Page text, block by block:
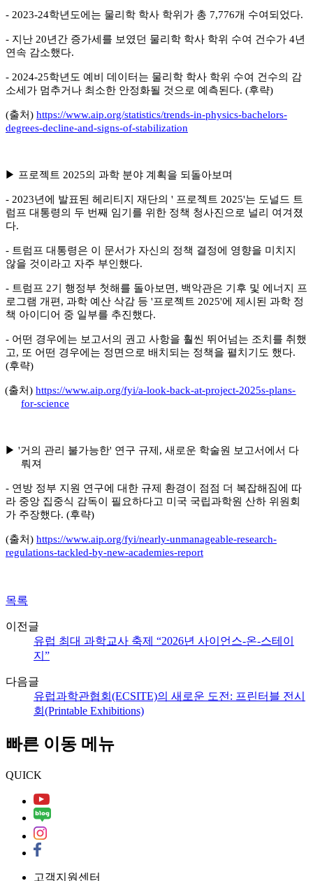
- 2023-24학년도에는 물리학 학사 학위가 총 7,776개 수여되었다.
- 지난 20년간 증가세를 보였던 물리학 학사 학위 수여 건수가 4년
연속 감소했다.
- 2024-25학년도 예비 데이터는 물리학 학사 학위 수여 건수의 감
소세가 멈추거나 최소한 안정화될 것으로 예측된다. (후략)
(출처) https://www.aip.org/statistics/trends-in-physics-bachelors-
degrees-decline-and-signs-of-stabilization
▶ 프로젝트2025의 과학 분야 계획을 되돌아보며
- 2023년에 발표된 헤리티지 재단의 ' 프로젝트 2025'는 도널드 트
럼프 대통령의 두 번째 임기를 위한 정책 청사진으로 널리 여겨졌
다.
- 트럼프 대통령은 이 문서가 자신의 정책 결정에 영향을 미치지
않을 것이라고 자주 부인했다.
- 트럼프 2기 행정부 첫해를 돌아보면, 백악관은 기후 및 에너지 프
로그램 개편, 과학 예산 삭감 등 '프로젝트 2025'에 제시된 과학 정
책 아이디어 중 일부를 추진했다.
- 어떤 경우에는 보고서의 권고 사항을 훨씬 뛰어넘는 조치를 취했
고, 또 어떤 경우에는 정면으로 배치되는 정책을 펼치기도 했다.
(후략)
(출처)https://www.aip.org/fyi/a-look-back-at-project-2025s-plans-
for-science
▶'거의 관리 불가능한' 연구 규제 ,새로운 학술원 보고서에서 다
뤄져
- 연방 정부 지원 연구에 대한 규제 환경이 점점 더 복잡해짐에 따
라 중앙 집중식 감독이 필요하다고 미국 국립과학원 산하 위원회
가 주장했다. (후략)
(출처) https://www.aip.org/fyi/nearly-unmanageable-research-
regulations-tackled-by-new-academies-report
목록
이전글
유럽 최대 과학교사 축제 “2026년 사이언스-온-스테이
지”
다음글
유럽과학관협회(ECSITE)의 새로운 도전: 프린터블 전시
회(Printable Exhibitions)
빠른 이동 메뉴
QUICK
고객지원센터